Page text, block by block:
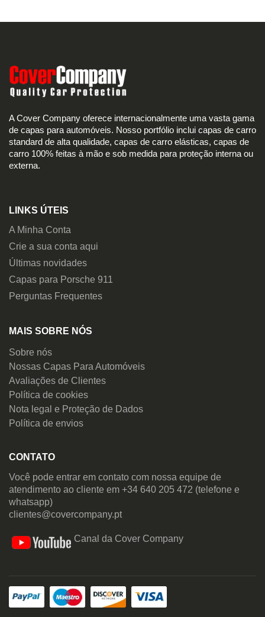
A Cover Company oferece internacionalmente uma vasta gama
de capas para automóveis. Nosso portfólio inclui capas de carro
standard de alta qualidade, capas de carro elásticas, capas de
carro 100% feitas à mão e sob medida para proteção interna ou
externa.
LINKS ÚTEIS
A Minha Conta
Crie a sua conta aqui
Últimas novidades
Capas para Porsche 911
Perguntas Frequentes
MAIS SOBRE NÓS
Sobre nós
Nossas Capas Para Automóveis
Avaliações de Clientes
Política de cookies
Nota legal e Proteção de Dados
Política de envios
CONTATO
Você pode entrar em contato com nossa equipe de
atendimento ao cliente em +34 640 205 472 (telefone e
whatsapp)
clientes@covercompany.pt
Canal da Cover Company